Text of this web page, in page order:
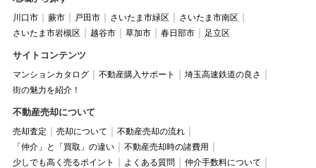
川口市 蕨市 戸田市 さいたま市緑区
さいたま市南区
さいたま市岩槻区
越谷市 草加市 春日部市 足立区
サイトコンテンツ
マンションカタログ 不動産購入サポート
埼玉高速鉄道の良さ
街の魅力を紹介！
不動産売却について
売却査定 売却について
不動産売却の流れ
「仲介」と「買取」の違い
不動産売却時の諸費用
少しでも高く売るポイント
よくある質問
仲介手数料について